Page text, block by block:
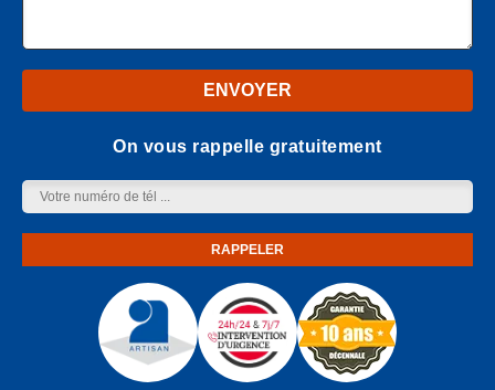
On vous rappelle gratuitement